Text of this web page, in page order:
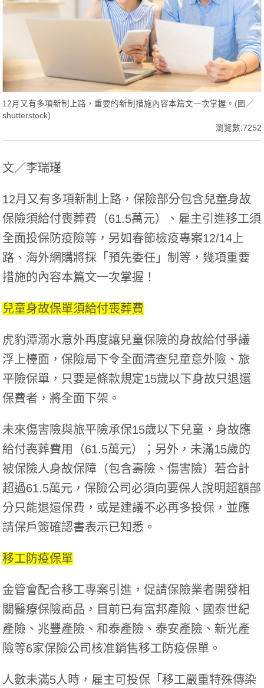
12月又有多項新制上路，重要的新制措施內容本篇文一次掌握。(圖／
shutterstock)
瀏覽數:7252
文／李瑞瑾
12月又有多項新制上路，保險部分包含兒童身故
保險須給付喪葬費（61.5萬元）、雇主引進移工須
全面投保防疫險等，另如春節檢疫專案12/14上
路、海外網購將採「預先委任」制等，幾項重要
措施的內容本篇文一次掌握！
兒童身故保單須給付喪葬費
虎豹潭溺水意外再度讓兒童保險的身故給付爭議
浮上檯面，保險局下令全面清查兒童意外險、旅
平險保單，只要是條款規定15歲以下身故只退還
保費者，將全面下架。
未來傷害險與旅平險承保15歲以下兒童，身故應
給付喪葬費用（61.5萬元）；另外，未滿15歲的
被保險人身故保障（包含壽險、傷害險）若合計
超過61.5萬元，保險公司必須向要保人說明超額部
分只能退還保費，或是建議不必再多投保，並應
請保戶簽確認書表示已知悉。
移工防疫保單
金管會配合移工專案引進，促請保險業者開發相
關醫療保險商品，目前已有富邦產險、國泰世紀
產險、兆豐產險、和泰產險、泰安產險、新光產
險等6家保險公司核准銷售移工防疫保單。
人數未滿5人時，雇主可投保「移工嚴重特殊傳染